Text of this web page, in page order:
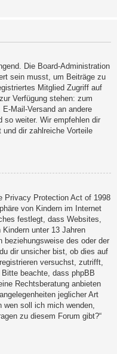
Die Board-Administration
sein musst, um Beiträge zu
Mitglied Zugriff auf
Verfügung stehen: zum
Mail-Versand an andere
so weiter. Wir empfehlen dir
dir zahlreiche Vorteile
Privacy Protection Act of 1998
von Kindern im Internet
festlegt, dass Websites,
unter 13 Jahren
beziehungsweise des oder der
dir unsicher bist, ob dies auf
versuchst, zutrifft,
beachte, dass phpBB
Rechtsberatung anbieten
jeglicher Art
wen soll ich mich wenden,
zu diesem Forum gibt?“